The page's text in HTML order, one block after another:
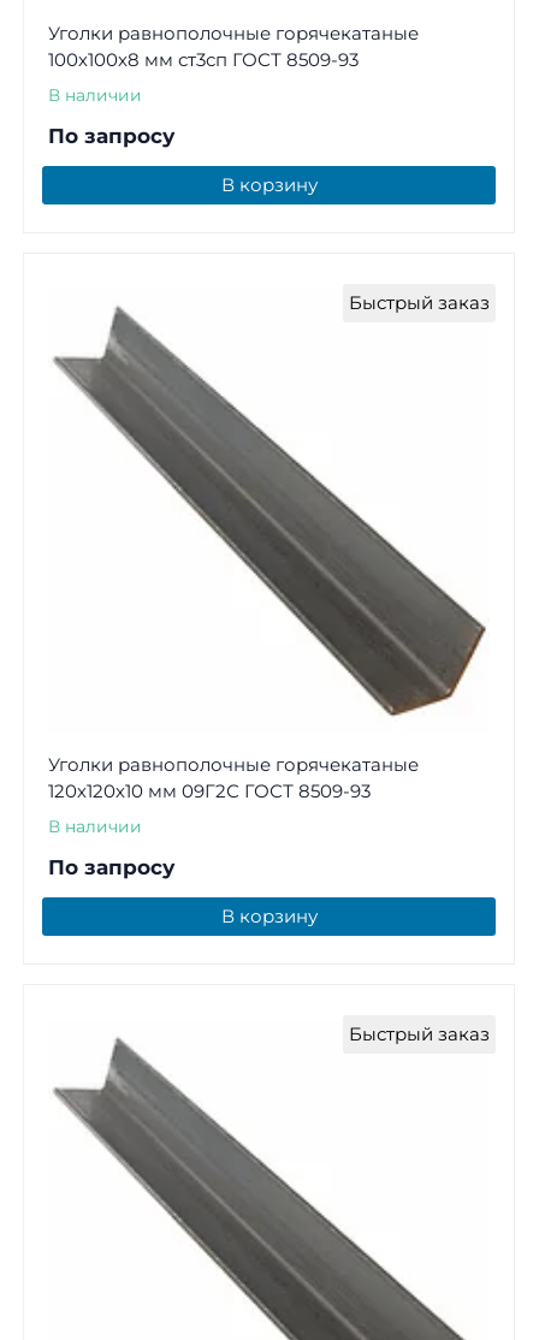
Уголки равнополочные горячекатаные
100х100х8 мм ст3сп ГОСТ 8509-93
В наличии
По запросу
В корзину
Быстрый заказ
Уголки равнополочные горячекатаные
120х120х10 мм 09Г2С ГОСТ 8509-93
В наличии
По запросу
В корзину
Быстрый заказ